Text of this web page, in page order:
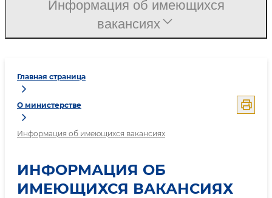
Главная страница
О министерстве
Информация об имеющихся вакансиях
ИНФОРМАЦИЯ ОБ
ИМЕЮЩИХСЯ ВАКАНСИЯХ
Информация об имеющихся
вакансиях